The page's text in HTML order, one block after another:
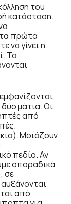
του
κατάσταση.
πρώτα
να γίνει η
Τα
μάτια. Οι
από
Μοιάζουν
πεδίο. Αν
σποραδικά
σε
από